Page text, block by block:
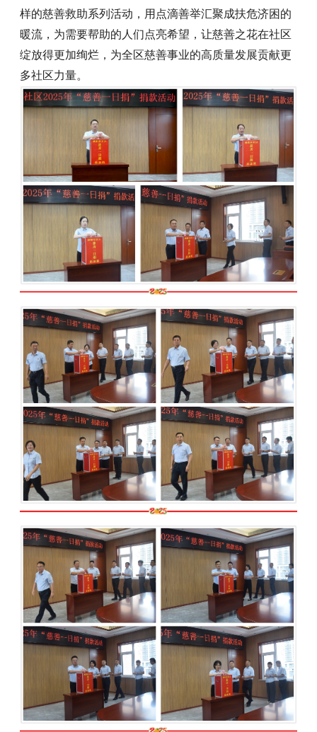
样的慈善救助系列活动，用点滴善举汇聚成扶危济困的
暖流，为需要帮助的人们点亮希望，让慈善之花在社区
绽放得更加绚烂，为全区慈善事业的高质量发展贡献更
多社区力量。